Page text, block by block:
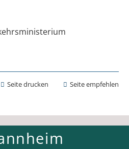
Seite drucken Seite empfehlen